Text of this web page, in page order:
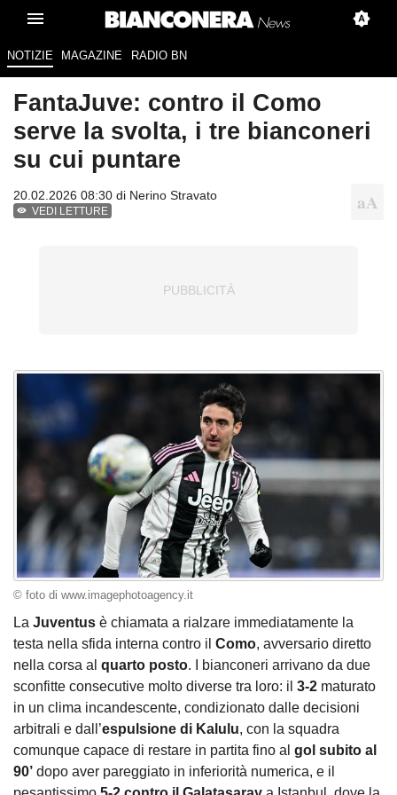
NOTIZIE MAGAZINE RADIO BN
FantaJuve: contro il Como
serve la svolta, i tre bianconeri
su cui puntare
20.02.2026 08:30 di Nerino Stravato
VEDI LETTURE
© foto di www.imagephotoagency.it
La Juventus è chiamata a rialzare immediatamente la
testa nella sfida interna contro il Como, avversario diretto
nella corsa al quarto posto. I bianconeri arrivano da due
sconfitte consecutive molto diverse tra loro: il 3-2 maturato
in un clima incandescente, condizionato dalle decisioni
arbitrali e dall’espulsione di Kalulu, con la squadra
comunque capace di restare in partita fino al gol subito al
90’ dopo aver pareggiato in inferiorità numerica, e il